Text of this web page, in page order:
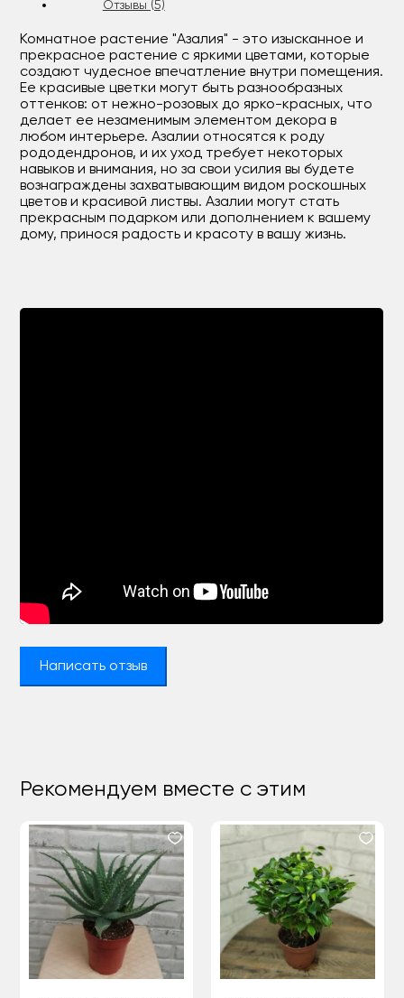
Отзывы (5)
Комнатное растение "Азалия" - это изысканное и
прекрасное растение с яркими цветами, которые
создают чудесное впечатление внутри помещения.
Ее красивые цветки могут быть разнообразных
оттенков: от нежно-розовых до ярко-красных, что
делает ее незаменимым элементом декора в
любом интерьере. Азалии относятся к роду
рододендронов, и их уход требует некоторых
навыков и внимания, но за свои усилия вы будете
вознаграждены захватывающим видом роскошных
цветов и красивой листвы. Азалии могут стать
прекрасным подарком или дополнением к вашему
дому, принося радость и красоту в вашу жизнь.
Написать отзыв
Рекомендуем вместе с этим